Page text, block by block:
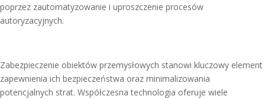
poprzez zautomatyzowanie i uproszczenie procesów
autoryzacyjnych.
Zabezpieczenie obiektów przemysłowych stanowi kluczowy element
zapewnienia ich bezpieczeństwa oraz minimalizowania
potencjalnych strat. Współczesna technologia oferuje wiele